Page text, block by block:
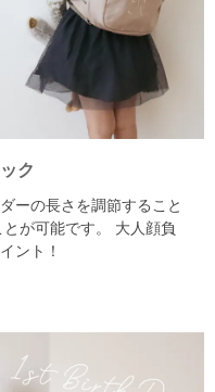
ク
ーの長さを調節すること
が可能です。
大人顔負
ント！